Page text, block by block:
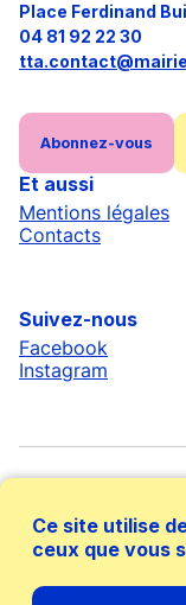
Place Ferdinand
04 81 92 22 30
Abonnez-vous
Et aussi
Mentions légales
Contacts
Suivez-nous
Facebook
Instagram
Ce site utilise
ceux que vous